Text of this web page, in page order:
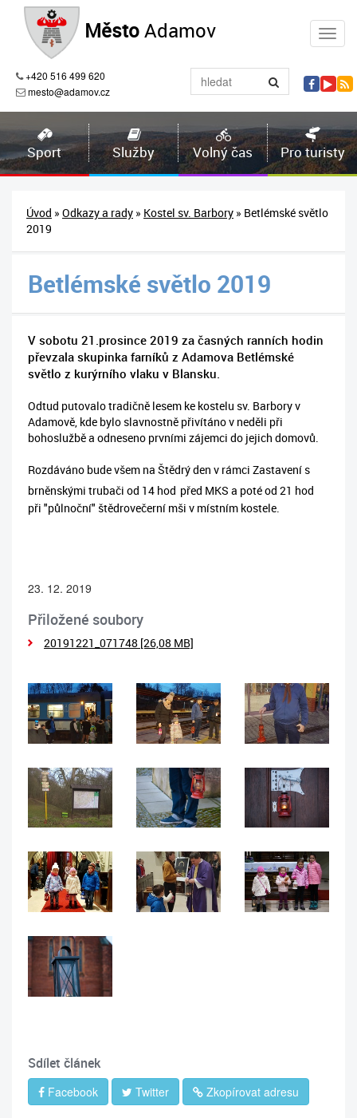
MěstoAdamov
+420 516 499 620
mesto@adamov.cz
Sport Služby Volný čas Pro turisty
Úvod » Odkazy a rady » Kostel sv. Barbory » Betlémské světlo
2019
Betlémské světlo 2019
V sobotu 21.prosince 2019 za časných ranních hodin
převzala skupinka farníků z Adamova Betlémské
světlo z kurýrního vlaku v Blansku.
Odtud putovalo tradičně lesem ke kostelu sv. Barbory v
Adamově, kde bylo slavnostně přivítáno v neděli při
bohoslužbě a odneseno prvními zájemci do jejich domovů.
Rozdáváno bude všem na Štědrý den v rámci Zastavení s
brněnskými trubači od 14 hod před MKS a poté od 21 hod
při "půlnoční" štědrovečerní mši v místním kostele.
23. 12. 2019
Přiložené soubory
20191221_071748 [26,08 MB]
Sdílet článek
Facebook Twitter Zkopírovat adresu